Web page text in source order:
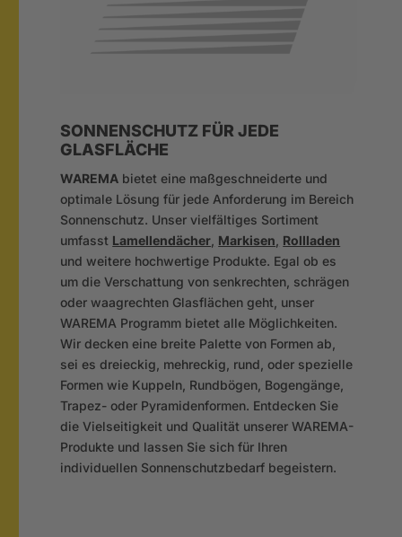
SONNENSCHUTZ FÜR JEDE
GLASFLÄCHE
WAREMA bietet eine maßgeschneiderte und
optimale Lösung für jede Anforderung im Bereich
Sonnenschutz. Unser vielfältiges Sortiment
umfasst Lamellendächer Markisen Rollladen
und weitere hochwertige Produkte. Egal ob es
um die Verschattung von senkrechten, schrägen
oder waagrechten Glasflächen geht, unser
WAREMA Programm bietet alle Möglichkeiten.
Wir decken eine breite Palette von Formen ab,
sei es dreieckig, mehreckig, rund, oder spezielle
Formen wie Kuppeln, Rundbögen, Bogengänge,
Trapez- oder Pyramidenformen. Entdecken Sie
die Vielseitigkeit und Qualität unserer WAREMA-
Produkte und lassen Sie sich für Ihren
individuellen Sonnenschutzbedarf begeistern.